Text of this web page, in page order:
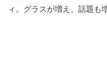
ィ。グラスが増え、話題も